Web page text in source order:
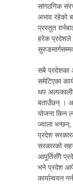
सांगठनिक
अभाव रहेको
प्रस्तुत
हरेक प्रदेशले
सबै प्रदेशका
समेटिएका
थप
बताउँछन् ।
योजना किन
ज्वाला
प्रदेश
सरकारको
आपूर्तिसँगै
भने प्रदेश
कार्यान्वयन